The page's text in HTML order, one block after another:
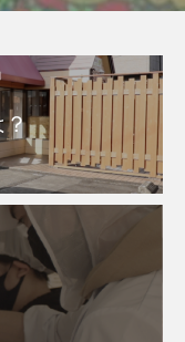
？